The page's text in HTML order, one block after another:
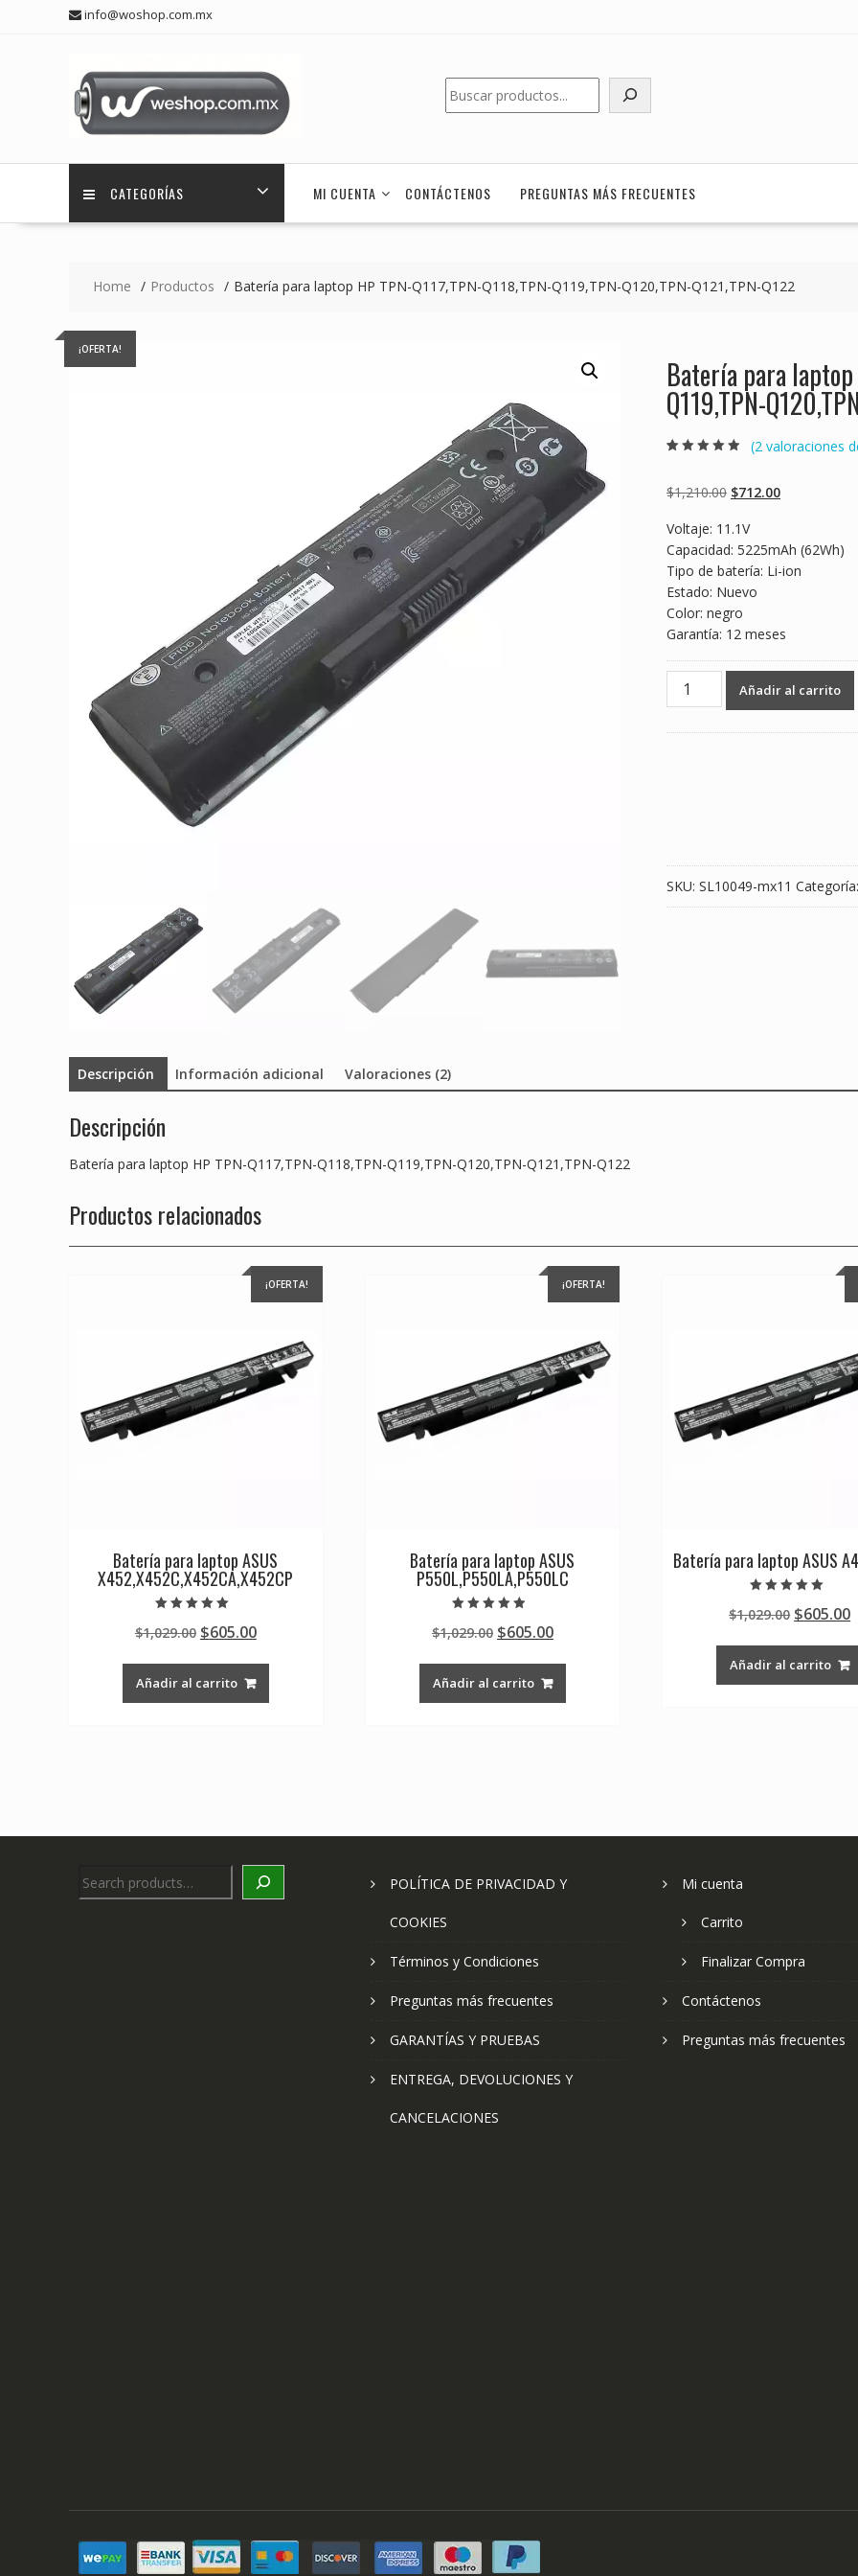
info@woshop.com.mx
Buscar
CATEGORÍAS MI CUENTA CONTÁCTENOS PREGUNTAS MÁS FRECUENTES
Home Productos Batería para laptop HP TPN-Q117,TPN-Q118,TPN-Q119,TPN-Q120,TPN-Q121,TPN-Q122
¡OFERTA!
Batería para laptop
Q119,TPN-
basado en
puntuaciones
(2 valoraciones
$1,210.00 Original
was:
$1,210.00.
$712.00Current
$712.00.
Voltaje: 11.1V
Capacidad: 5225mAh (62Wh)
Tipo de batería: Li-ion
Estado: Nuevo
Color: negro
Garantía: 12 meses
Batería
para
Q121,TPN-
Q122
cantidad
Añadir al carrito
SKU: SL10049-mx11 Categoría:
Descripción Información adicional Valoraciones (2)
Descripción
Batería para laptop HP TPN-Q117,TPN-Q118,TPN-Q119,TPN-Q120,TPN-Q121,TPN-Q122
Productos relacionados
¡OFERTA!
Batería para laptop ASUS
X452,X452C,X452CA,X452CP
5.00
de 5
$1,029.00 Original
was:
$1,029.00.
$605.00Current
$605.00.
Añadir al carrito
¡OFERTA!
Batería para laptop ASUS
P550L,P550LA,P550LC
4.50
de 5
$1,029.00 Original
was:
$1,029.00.
$605.00Current
$605.00.
Añadir al carrito
Batería para laptop ASUS
5.00
de 5
$1,029.00 Original
was:
$1,029.00.
$605.00
Añadir al carrito
Search
POLÍTICA DE PRIVACIDAD Y
COOKIES
Términos y Condiciones
Preguntas más frecuentes
GARANTÍAS Y PRUEBAS
ENTREGA, DEVOLUCIONES Y
CANCELACIONES
Mi cuenta
Carrito
Finalizar Compra
Contáctenos
Preguntas más frecuentes